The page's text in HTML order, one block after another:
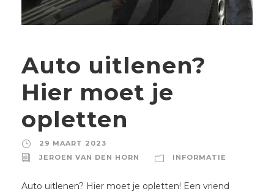
Auto uitlenen?
Hier moet je
opletten
29 MAART 2023
JEROEN VAN DEN HORN
INFORMATIE
Auto uitlenen? Hier moet je opletten! Een vriend